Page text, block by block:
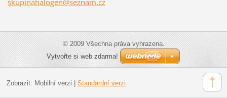
skupinahalogen@seznam.cz
© 2009 Všechna práva vyhrazena.
Vytvořte si web zdarma!
Zobrazit: Mobilní verzi Standardní verzi